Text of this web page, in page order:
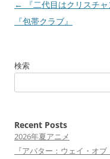
投
稿
ゲ
ョ
ン
←
『二代目はクリスチャ
『包帯クラブ』
検索
Recent Posts
2026年夏アニメ
『アバター：ウェイ・オ